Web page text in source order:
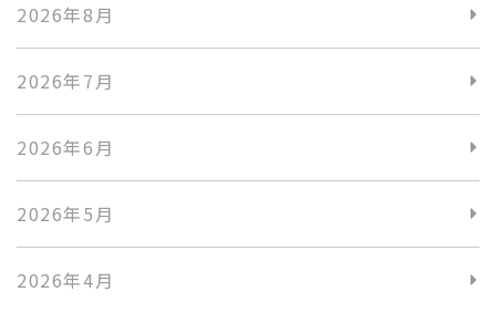
2026年8月
2026年7月
2026年6月
2026年5月
2026年4月